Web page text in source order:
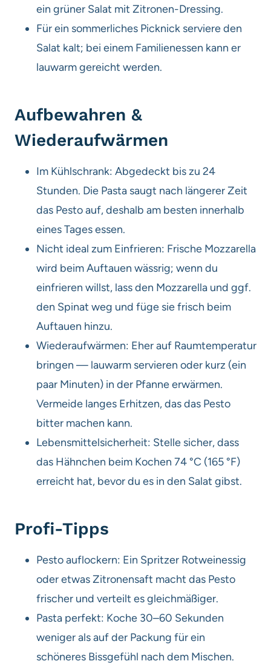
ein grüner Salat mit Zitronen-Dressing.
Für ein sommerliches Picknick serviere den
Salat kalt; bei einem Familienessen kann er
lauwarm gereicht werden.
Aufbewahren &
Wiederaufwärmen
Im Kühlschrank: Abgedeckt bis zu 24
Stunden. Die Pasta saugt nach längerer Zeit
das Pesto auf, deshalb am besten innerhalb
eines Tages essen.
Nicht ideal zum Einfrieren: Frische Mozzarella
wird beim Auftauen wässrig; wenn du
einfrieren willst, lass den Mozzarella und ggf.
den Spinat weg und füge sie frisch beim
Auftauen hinzu.
Wiederaufwärmen: Eher auf Raumtemperatur
bringen — lauwarm servieren oder kurz (ein
paar Minuten) in der Pfanne erwärmen.
Vermeide langes Erhitzen, das das Pesto
bitter machen kann.
Lebensmittelsicherheit: Stelle sicher, dass
das Hähnchen beim Kochen 74 °C (165 °F)
erreicht hat, bevor du es in den Salat gibst.
Profi-Tipps
Pesto auflockern: Ein Spritzer Rotweinessig
oder etwas Zitronensaft macht das Pesto
frischer und verteilt es gleichmäßiger.
Pasta perfekt: Koche 30–60 Sekunden
weniger als auf der Packung für ein
schöneres Bissgefühl nach dem Mischen.